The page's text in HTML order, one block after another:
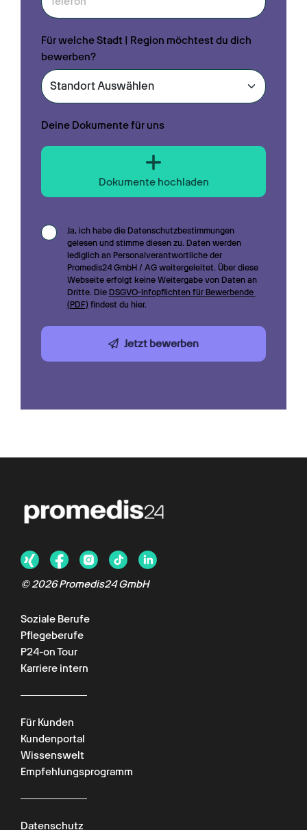
Für welche Stadt | Region möchtest du dich
bewerben?
Deine Dokumente für uns
Dokumente hochladen
Ja, ich habe die Datenschutzbestimmungen
gelesen und stimme diesen zu. Daten werden
lediglich an Personalverantwortliche der
Promedis24 GmbH / AG weitergeleitet. Über diese
Webseite erfolgt keine Weitergabe von Daten an
Dritte. Die DSGVO-Infopflichten für Bewerbende
(PDF) findest du hier.
Jetzt bewerben
©2026Promedis24 GmbH
Soziale Berufe
Pflegeberufe
P24-on Tour
Karriere intern
Für Kunden
Kundenportal
Wissenswelt
Empfehlungsprogramm
Datenschutz